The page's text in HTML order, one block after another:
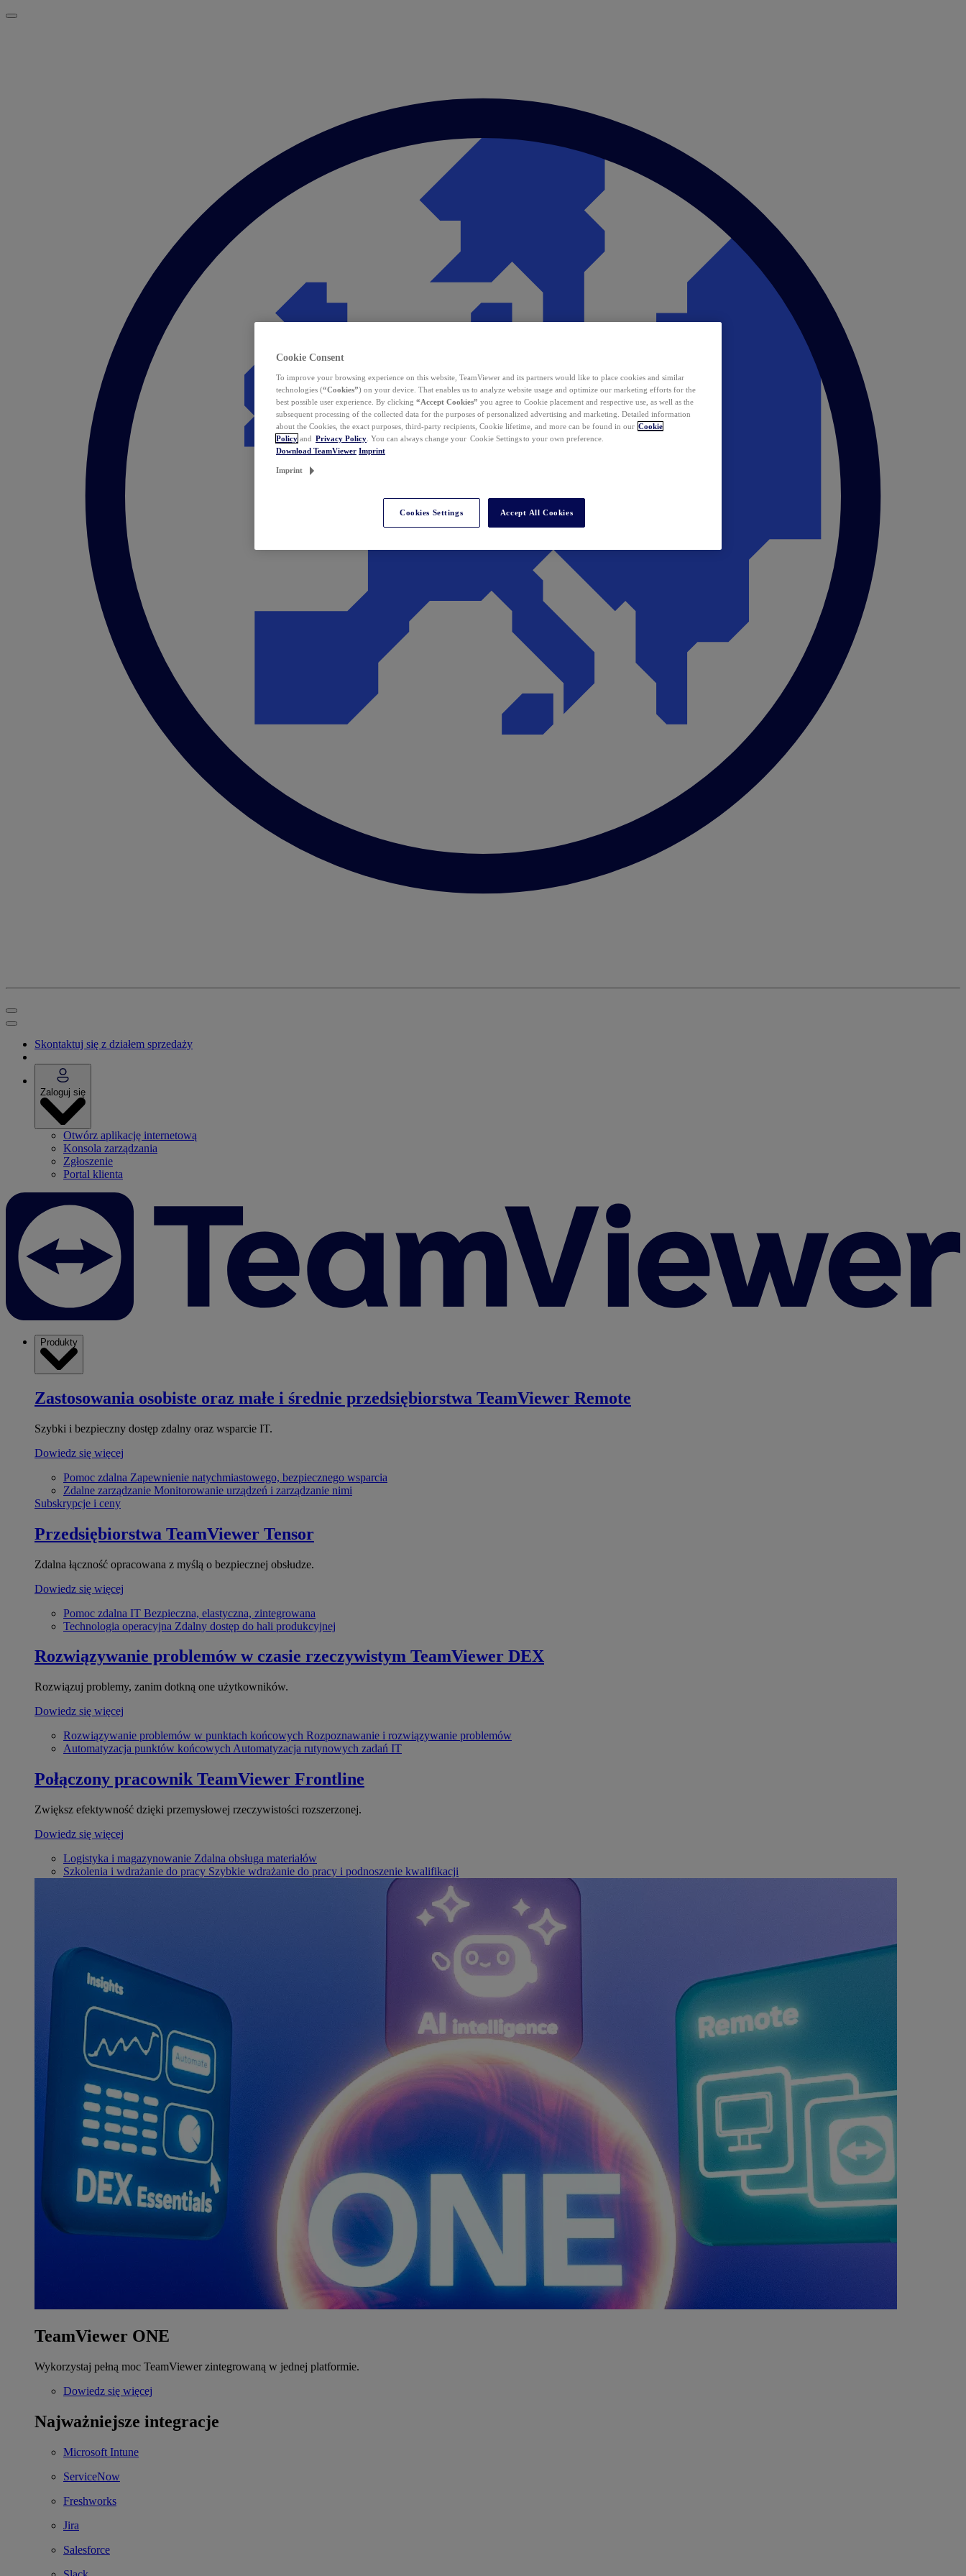
Skontaktuj się z działem sprzedaży
Zaloguj się
Otwórz aplikację internetową
Konsola zarządzania
Zgłoszenie
Portal klienta
Produkty
Zastosowania osobiste oraz małe i średnie przedsiębiorstwa TeamViewer Remote
Szybki i bezpieczny dostęp zdalny oraz wsparcie IT.
Dowiedz się więcej
Pomoc zdalna Zapewnienie natychmiastowego, bezpiecznego wsparcia
Zdalne zarządzanie Monitorowanie urządzeń i zarządzanie nimi
Subskrypcje i ceny
Przedsiębiorstwa TeamViewer Tensor
Zdalna łączność opracowana z myślą o bezpiecznej obsłudze.
Dowiedz się więcej
Pomoc zdalna IT Bezpieczna, elastyczna, zintegrowana
Technologia operacyjna Zdalny dostęp do hali produkcyjnej
Rozwiązywanie problemów w czasie rzeczywistym TeamViewer DEX
Rozwiązuj problemy, zanim dotkną one użytkowników.
Dowiedz się więcej
Rozwiązywanie problemów w punktach końcowych Rozpoznawanie i rozwiązywanie problemów
Automatyzacja punktów końcowych Automatyzacja rutynowych zadań IT
Połączony pracownik TeamViewer Frontline
Zwiększ efektywność dzięki przemysłowej rzeczywistości rozszerzonej.
Dowiedz się więcej
Logistyka i magazynowanie Zdalna obsługa materiałów
Szkolenia i wdrażanie do pracy Szybkie wdrażanie do pracy i podnoszenie kwalifikacji
TeamViewer ONE
Wykorzystaj pełną moc TeamViewer zintegrowaną w jednej platformie.
Dowiedz się więcej
Najważniejsze integracje
Microsoft Intune
ServiceNow
Freshworks
Jira
Salesforce
Cookie Consent
To improve your browsing experience on this website, TeamViewer and its partners would like to place cookies and similar
technologies (“Cookies”) on your device. That enables us to analyze website usage and optimize our marketing efforts for the
best possible user experience. By clicking “Accept Cookies” you agree to Cookie placement and respective use, as well as the
subsequent processing of the collected data for the purposes of personalized advertising and marketing. Detailed information
about the Cookies, the exact purposes, third-party recipients, Cookie lifetime, and more can be found in our Cookie
Policy and Privacy Policy . You can always change your Cookie Settings to your own preference.
Download TeamViewer Imprint
Imprint
Cookies Settings Accept All Cookies